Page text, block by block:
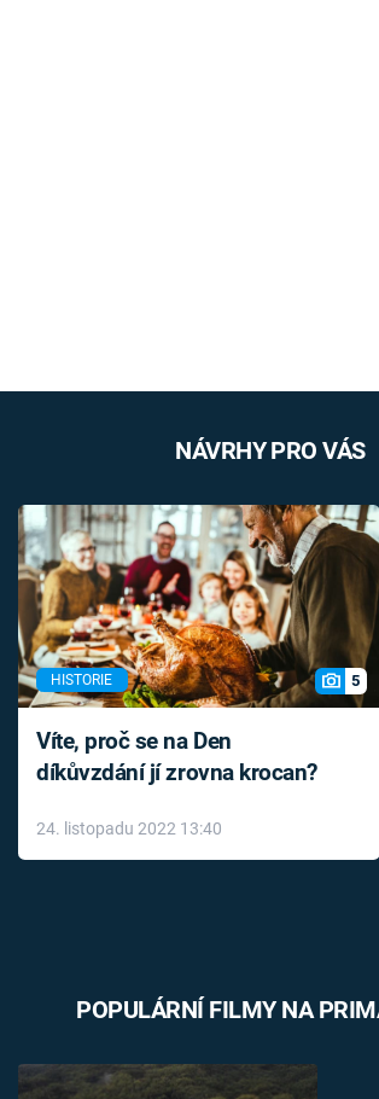
NÁVRHY PRO VÁS
HISTORIE 5
Víte, proč se na Den
díkůvzdání jí zrovna krocan?
24. listopadu 2022 13:40
POPULÁRNÍ FILMY NA